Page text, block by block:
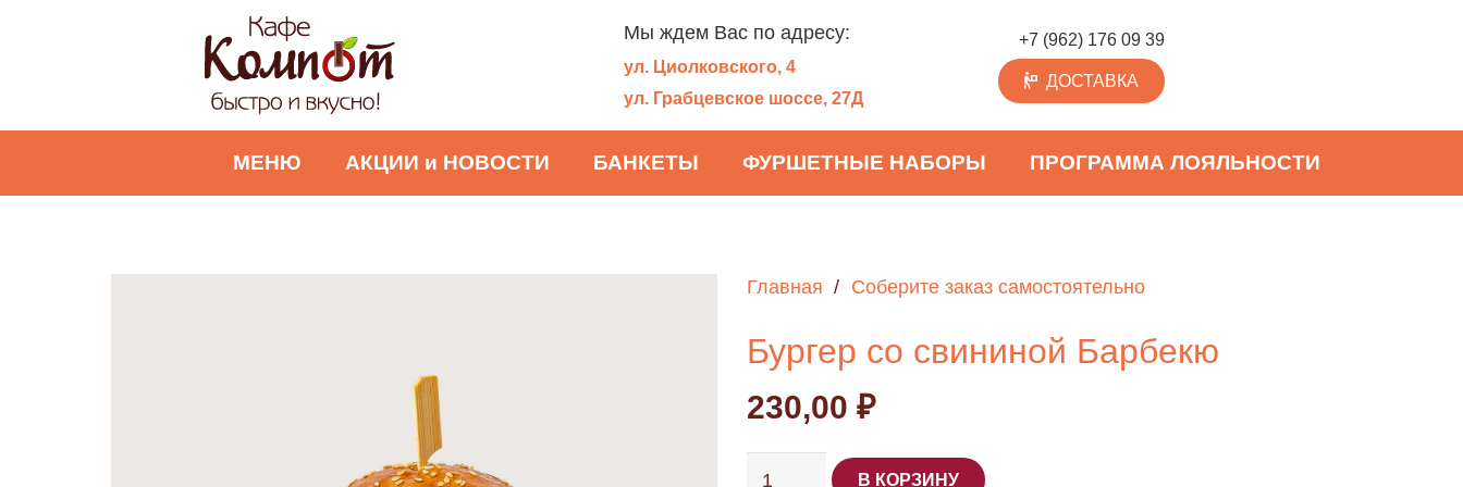
Мы ждем Вас по адресу:
ул. Циолковского, 4
ул. Грабцевское шоссе, 27Д
+7 (962) 176 09 39
ДОСТАВКА
МЕНЮ АКЦИИ и НОВОСТИ БАНКЕТЫ ФУРШЕТНЫЕ НАБОРЫ ПРОГРАММА ЛОЯЛЬНОСТИ
Главная / Соберите заказ самостоятельно
Бургер со свининой Барбекю
230,00 ₽
Количество
В КОРЗИНУ